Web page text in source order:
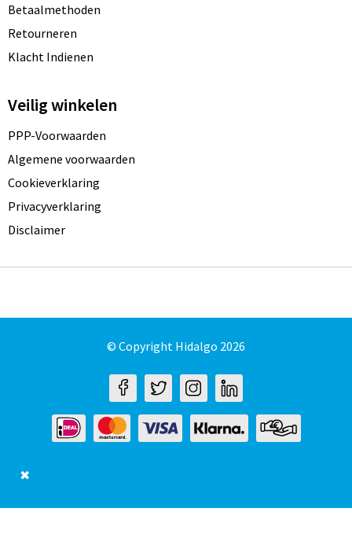
Betaalmethoden
Retourneren
Klacht Indienen
Veilig winkelen
PPP-Voorwaarden
Algemene voorwaarden
Cookieverklaring
Privacyverklaring
Disclaimer
© Copyright Hidalgo 2026
✖